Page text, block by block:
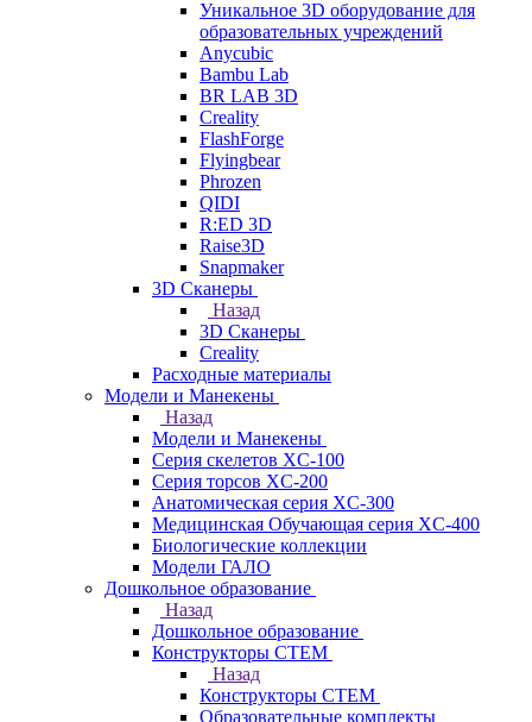
Уникальное 3D оборудование для
образовательных учреждений
Anycubic
Bambu Lab
BR LAB 3D
Creality
FlashForge
Flyingbear
Phrozen
QIDI
R:ED 3D
Raise3D
Snapmaker
3D Сканеры
Назад
3D Сканеры
Creality
Расходные материалы
Модели и Манекены
Назад
Модели и Манекены
Серия скелетов XC-100
Серия торсов XC-200
Анатомическая серия XC-300
Медицинская Обучающая серия XC-400
Биологические коллекции
Модели ГАЛО
Дошкольное образование
Назад
Дошкольное образование
Конструкторы СТЕМ
Назад
Конструкторы СТЕМ
Образовательные комплекты